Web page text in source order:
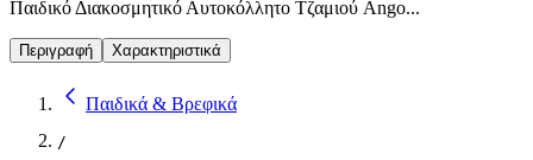
Παιδικό Διακοσμητικό Αυτοκόλλητο Τζαμιού Ango...
Περιγραφή Χαρακτηριστικά
Παιδικά & Βρεφικά
/